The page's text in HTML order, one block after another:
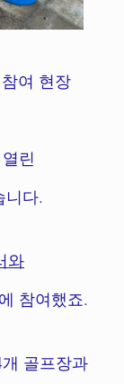
여 현장
린
니다.
와
참여했죠.
골프장과